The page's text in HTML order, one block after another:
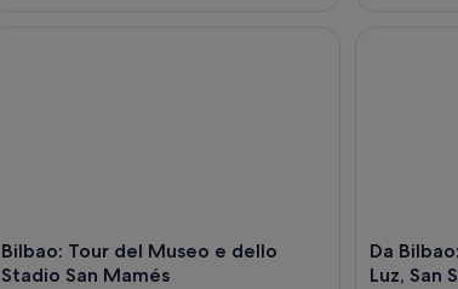
Bilbao: Tour del Museo e dello
Stadio San Mamés
Da
Luz, San